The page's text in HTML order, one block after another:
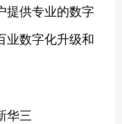
提供专业的数字
业数字化升级和
华三